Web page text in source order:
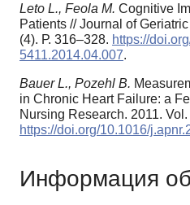
Leto L., Feola M. Cognitive
Patients // Journal of
(4). Р. 316–328. https://
5411.2014.04.007.
Bauer L., Pozehl B.
in Chronic Heart Failure: a
Nursing Research. 2011.
https://doi.org/10.1016/
Информация